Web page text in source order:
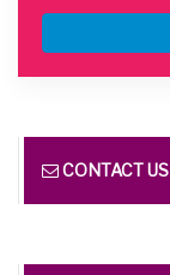
CONTACT US